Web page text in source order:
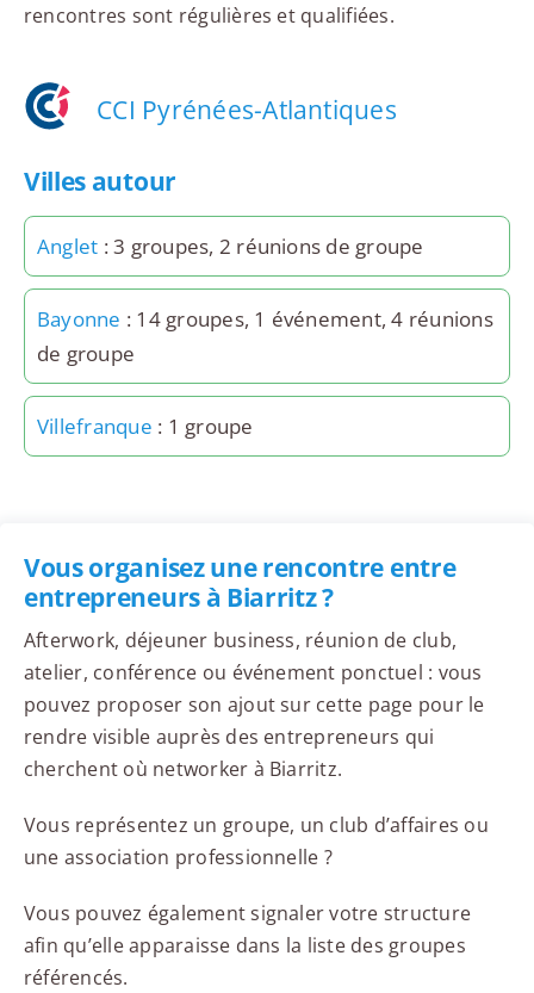
rencontres sont régulières et qualifiées.
CCI Pyrénées-Atlantiques
Villes autour
Anglet : 3 groupes, 2 réunions de groupe
Bayonne : 14 groupes, 1 événement, 4 réunions
de groupe
Villefranque : 1 groupe
Vous organisez une rencontre entre
entrepreneurs à Biarritz ?
Afterwork, déjeuner business, réunion de club,
atelier, conférence ou événement ponctuel : vous
pouvez proposer son ajout sur cette page pour le
rendre visible auprès des entrepreneurs qui
cherchent où networker à Biarritz.
Vous représentez un groupe, un club d’affaires ou
une association professionnelle ?
Vous pouvez également signaler votre structure
afin qu’elle apparaisse dans la liste des groupes
référencés.